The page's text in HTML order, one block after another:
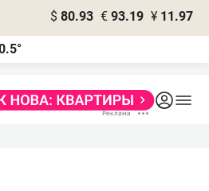
$ 80.93 € 93.19 ¥ 11.97